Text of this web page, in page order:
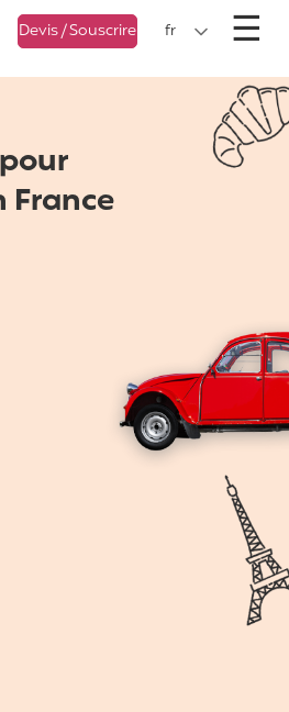
Voyages
74 85 50 50
Devis / Souscrire fr ☰
pour
France